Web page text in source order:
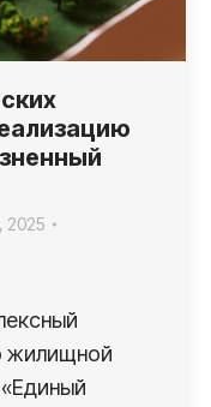
2025
жилищной